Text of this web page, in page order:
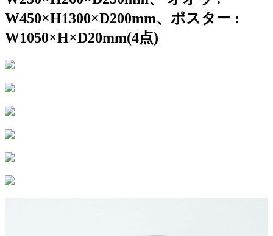
W450×H1300×D200mm、ポスター :
W1050×H×D20mm(4点)